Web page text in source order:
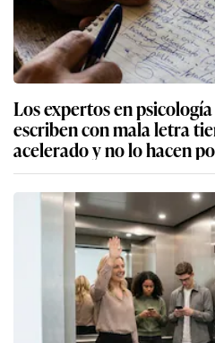
Los expertos en
escriben con mala letra
acelerado y no lo hacen